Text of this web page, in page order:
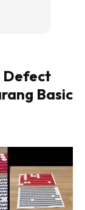
Defect
Basic